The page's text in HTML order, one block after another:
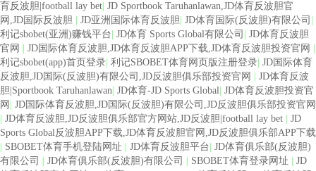
育反波胆|football lay bet JD Sportbook Taruhanlawan,JD体育反波胆官
网,JD国际反波胆
JD亚洲国际体育反波胆 JD体育国际(反波胆)有限公司
利记sbobet(亚洲)赚钱平台 JD体育 Sports Global有限公司
JD体育反波胆
官网
JD国际体育反波胆,JD体育反波胆APP下载,JD体育反波胆投资官网
利记sbobet(app)首页登录 利记SBOBET体育网页版注册登录 JD国际体育
反波胆,JD国际(反波胆)有限公司,JD反波胆俱乐部投资官网
JD体育反波
胆|Sportbook Taruhanlawan JD体育-JD Sports Global JD体育反波胆投资官
网
JD国际体育反波胆,JD国际(反波胆)有限公司,JD反波胆俱乐部投资官网
JD体育反波胆,JD反波胆俱乐部官方网站,JD反波胆|football lay bet
JD
Sports Global反波胆APP下载,JD体育反波胆官网,JD反波胆俱乐部APP下载
SBOBET体育手机登陆网址 JD体育反波胆平台 JD体育俱乐部(反波胆)
有限公司
JD体育俱乐部(反波胆)有限公司 SBOBET体育登录网址
JD